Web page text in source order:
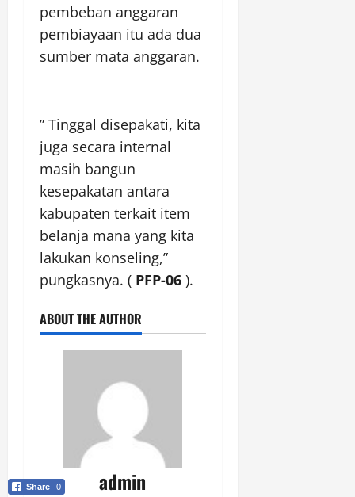
pembeban anggaran
pembiayaan itu ada dua
sumber mata anggaran.
” Tinggal disepakati, kita
juga secara internal
masih bangun
kesepakatan antara
kabupaten terkait item
belanja mana yang kita
lakukan konseling,”
pungkasnya. ( PFP-06 ).
ABOUT THE AUTHOR
admin
Share 0